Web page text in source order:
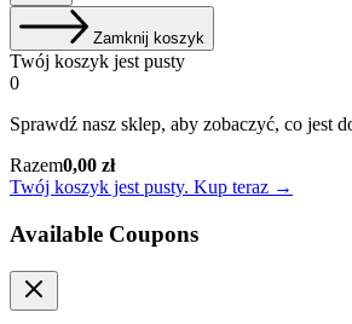
Zamknij koszyk
Twój koszyk jest pusty
0
Sprawdź nasz sklep, aby zobaczyć, co jest
Suma
koszyka:
Razem0,00 zł
Twój koszyk jest pusty. Kup teraz →
Available Coupons